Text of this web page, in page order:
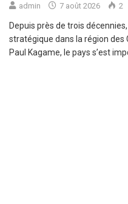
admin 7 août 2026 2
Depuis près de trois
stratégique dans la région des
Paul Kagame, le pays s’est